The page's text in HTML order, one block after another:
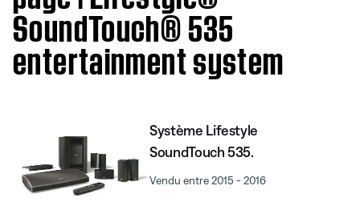
SoundTouch® 535
entertainment system
Système Lifestyle
SoundTouch 535.
Vendu entre 2015 - 2016